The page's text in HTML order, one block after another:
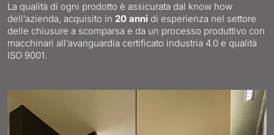
La qualità di ogni prodotto è assicurata dal know how
dell’azienda, acquisito in 20 anni di esperienza nel settore
delle chiusure a scomparsa e da un processo produttivo con
macchinari all’avanguardia certificato industria 4.0 e qualità
ISO 9001.